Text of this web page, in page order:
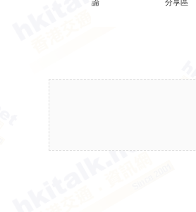
論
分享區